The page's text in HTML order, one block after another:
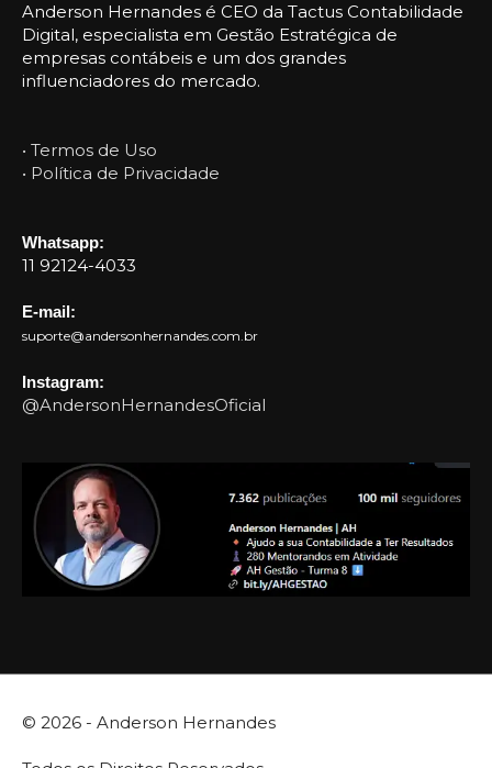
Anderson Hernandes é CEO da Tactus Contabilidade
Digital, especialista em Gestão Estratégica de
empresas contábeis e um dos grandes
influenciadores do mercado.
• Termos de Uso
• Política de Privacidade
Whatsapp:
11 92124-4033
E-mail:
suporte@andersonhernandes.com.br
Instagram:
@AndersonHernandesOficial
© 2026 - Anderson Hernandes